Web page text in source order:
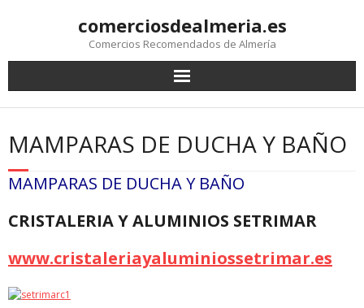
comerciosdealmeria.es
Comercios Recomendados de Almería
MAMPARAS DE DUCHA Y BAÑO
MAMPARAS DE DUCHA Y BAÑO
CRISTALERIA Y ALUMINIOS SETRIMAR
www.cristaleriayaluminiossetrimar.es